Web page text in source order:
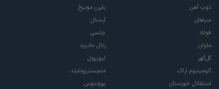
ذوب آهن
سپاهان
فولاد
ملوان
گل‌گهر
آلومینیوم اراک
استقلال خوزستان
بایرن مونیخ
آرسنال
چلسی
رئال مادرید
لیورپول
منچستریونایتد
یوونتوس